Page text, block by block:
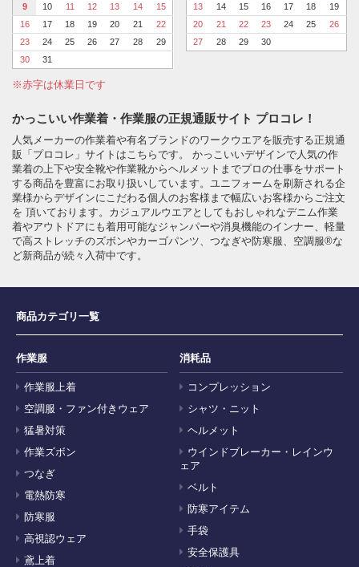
9
10 11 12 13 14
15
16
17 18 19 20 21
22
23
24 25 26 27 28
29
30
31
13
14 15 16 17 18
19
20
21 22 23 24 25
26
27
28 29 30
※赤字は休業日です
かっこいい作業着・作業服の正規通販サイト プロコレ！
人気メーカーの作業着や有名ブランドのワークウエアを販売する正規通
販「プロコレ」サイトはこちらです。 かっこいいデザインで人気の作
業着の上下や安全靴や作業靴からヘルメットまでプロの仕事をサポート
する商品を豊富にお取り扱いしています。ユニフォームを刷新される企
業様からデザインにこだわる個人のお客様まで幅広いお客様からご注文
を 頂いております。カジュアルウエアとしてもおしゃれなデニム作業
着やアウトドアにも着用可能なジャンパーや消臭機能のインナー、軽量
で高ストレッチのズボンやカーゴパンツ、つなぎや防寒服、空調服®な
ど新商品が続々入荷中です。
商品カテゴリ一覧
作業服
作業服上着
空調服・ファン付きウェア
猛暑対策
作業ズボン
つなぎ
電熱防寒
防寒服
高視認ウェア
鳶上着
消耗品
コンプレッション
シャツ・ニット
ヘルメット
ウインドブレーカー・レインウ
ェア
ベルト
防寒アイテム
手袋
安全保護具